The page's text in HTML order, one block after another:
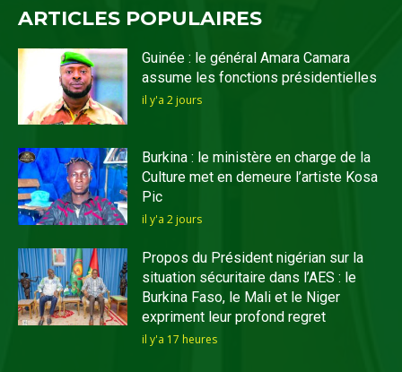
ARTICLES POPULAIRES
Guinée : le général Amara Camara
assume les fonctions présidentielles
il y'a 2 jours
Burkina : le ministère en charge de la
Culture met en demeure l’artiste Kosa
Pic
il y'a 2 jours
Propos du Président nigérian sur la
situation sécuritaire dans l’AES : le
Burkina Faso, le Mali et le Niger
expriment leur profond regret
il y'a 17 heures